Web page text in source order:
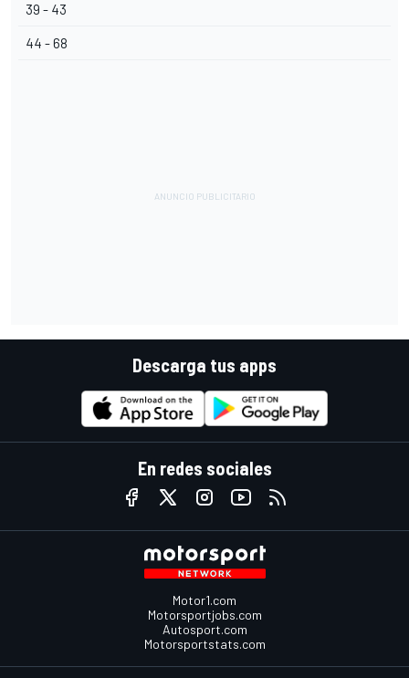
39 - 43
44 - 68
Descarga tus apps
En redes sociales
Motor1.com
Motorsportjobs.com
Autosport.com
Motorsportstats.com